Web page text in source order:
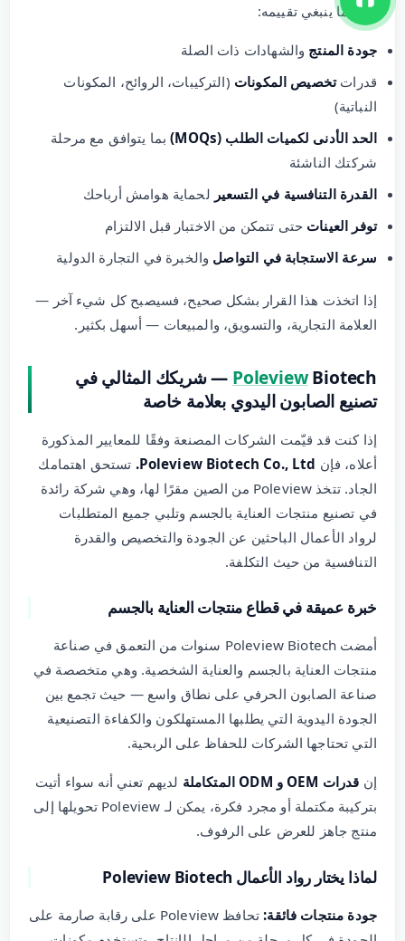
إليك ما ينبغي تقييمه:
جودة المنتج والشهادات ذات الصلة
قدراتتخصيص المكونات (التركيبات، الروائح، المكونات
النباتية)
الحد الأدنى لكميات الطلب (MOQs)
بما يتوافق مع مرحلة
شركتك الناشئة
القدرة التنافسية في التسعير لحماية هوامش أرباحك
توفر العينات حتى تتمكن من الاختبار قبل الالتزام
سرعة الاستجابة في التواصل والخبرة في التجارة الدولية
إذا اتخذت هذا القرار بشكل صحيح، فسيصبح كل شيء آخر —
العلامة التجارية، والتسويق، والمبيعات — أسهل بكثير.
Poleview Biotech — شريكك المثالي في
تصنيع الصابون اليدوي بعلامة خاصة
إذا كنت قد قيّمت الشركات المصنعة وفقًا للمعايير المذكورة
أعلاه، فإن Poleview Biotech Co., Ltd. تستحق اهتمامك
الجاد. تتخذ Poleview من الصين مقرًا لها، وهي شركة رائدة
في تصنيع منتجات العناية بالجسم وتلبي جميع المتطلبات
لرواد الأعمال الباحثين عن الجودة والتخصيص والقدرة
التنافسية من حيث التكلفة.
خبرة عميقة في قطاع منتجات العناية بالجسم
أمضت Poleview Biotech سنوات من التعمق في صناعة
منتجات العناية بالجسم والعناية الشخصية. وهي متخصصة في
صناعة الصابون الحرفي على نطاق واسع — حيث تجمع بين
الجودة اليدوية التي يطلبها المستهلكون والكفاءة التصنيعية
التي تحتاجها الشركات للحفاظ على الربحية.
إن قدرات OEM و ODM المتكاملة
لديهم تعني أنه سواء أتيت
بتركيبة مكتملة أو مجرد فكرة، يمكن لـ Poleview تحويلها إلى
منتج جاهز للعرض على الرفوف.
لماذا يختار رواد الأعمال Poleview Biotech
جودة منتجات فائقة:
تحافظ Poleview على رقابة صارمة على